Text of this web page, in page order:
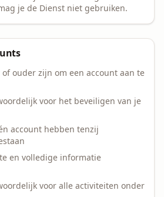
je de Dienst niet gebruiken.
of ouder zijn om een account aan te
voor het beveiligen van je
account hebben tenzij
en volledige informatie
voor alle activiteiten onder